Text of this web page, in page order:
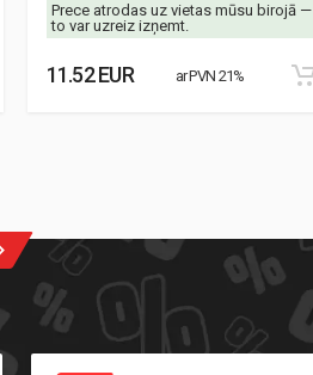
Prece atrodas uz vietas mūsu birojā —
to var uzreiz izņemt.
11.52 EUR ar PVN 21%